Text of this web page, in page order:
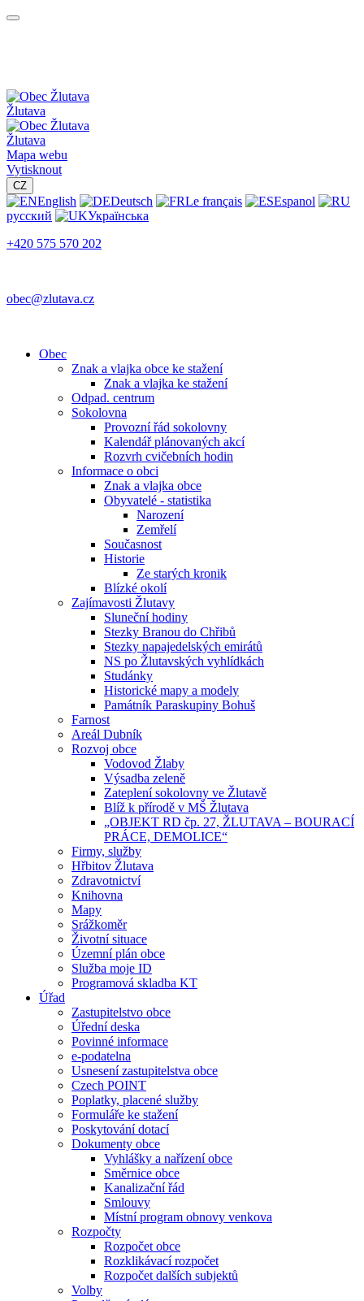
Žlutava
Žlutava
Mapa webu
Vytisknout
CZ
English Deutsch Le français
Espanol
русский
Українська
+420 575 570 202
obec@zlutava.cz
Obec
Znak a vlajka obce ke stažení
Znak a vlajka ke stažení
Odpad. centrum
Sokolovna
Provozní řád sokolovny
Kalendář plánovaných akcí
Rozvrh cvičebních hodin
Informace o obci
Znak a vlajka obce
Obyvatelé - statistika
Narození
Zemřelí
Současnost
Historie
Ze starých kronik
Blízké okolí
Zajímavosti Žlutavy
Sluneční hodiny
Stezky Branou do Chřibů
Stezky napajedelských emirátů
NS po Žlutavských vyhlídkách
Studánky
Historické mapy a modely
Památník Paraskupiny Bohuš
Farnost
Areál Dubník
Rozvoj obce
Vodovod Žlaby
Výsadba zeleně
Zateplení sokolovny ve Žlutavě
Blíž k přírodě v MŠ Žlutava
„OBJEKT RD čp. 27, ŽLUTAVA – BOURACÍ
PRÁCE, DEMOLICE“
Firmy, služby
Hřbitov Žlutava
Zdravotnictví
Knihovna
Mapy
Srážkoměr
Životní situace
Územní plán obce
Služba moje ID
Programová skladba KT
Úřad
Zastupitelstvo obce
Úřední deska
Povinné informace
e-podatelna
Usnesení zastupitelstva obce
Czech POINT
Poplatky, placené služby
Formuláře ke stažení
Poskytování dotací
Dokumenty obce
Vyhlášky a nařízení obce
Směrnice obce
Kanalizační řád
Smlouvy
Místní program obnovy venkova
Rozpočty
Rozpočet obce
Rozklikávací rozpočet
Rozpočet dalších subjektů
Volby